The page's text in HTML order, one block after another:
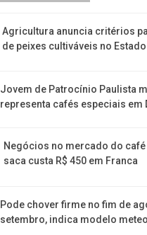
Agricultura anuncia critérios
de peixes cultiváveis no Estado
Jovem de Patrocínio Paulista
representa cafés especiais em
Negócios no mercado do
saca custa R$ 450 em Franca
Pode chover firme no fim de
setembro, indica modelo